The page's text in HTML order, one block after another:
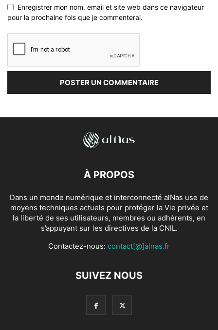
Enregistrer mon nom, email et site web dans ce navigateur
pour la prochaine fois que je commenterai.
À PROPOS
Dans un monde numérique et interconnecté alNas use de
moyens techniques actuels pour protéger la Vie privée et
la liberté de ses utilisateurs, membres ou adhérents, en
s’appuyant sur les directives de la CNIL.
Contactez-nous: contact[@]alnas.fr
SUIVEZ NOUS